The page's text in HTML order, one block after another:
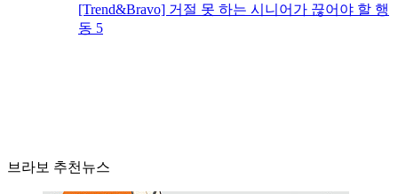
[Trend&Bravo] 거절 못 하는 시니어가 끊어야 할 행
동 5
브라보 추천뉴스